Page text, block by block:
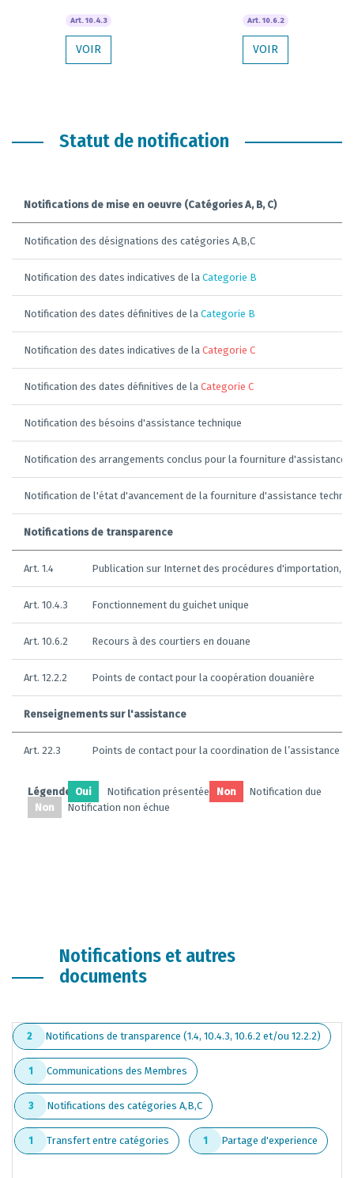
Art. 10.4.3
VOIR
Art. 10.6.2
VOIR
Statut de notification
Notifications de mise en oeuvre (Catégories A, B, C)
Notification des désignations des catégories A,B,C
Notification des dates indicatives de la Categorie B
Notification des dates définitives de la Categorie B
Notification des dates indicatives de la Categorie C
Notification des dates définitives de la Categorie C
Notification des bésoins d'assistance technique
Notification des arrangements conclus pour la fourniture d'assistance
Notification de l'état d'avancement de la fourniture d'assistance
Notifications de transparence
Art. 1.4 Publication sur Internet des procédures d'importation,
Art. 10.4.3 Fonctionnement du guichet unique
Art. 10.6.2 Recours à des courtiers en douane
Art. 12.2.2 Points de contact pour la coopération douanière
Renseignements sur l'assistance
Art. 22.3 Points de contact pour la coordination de l’assistance
Légendes:Oui Notification présentée Non
Notification due
Non
Notification non échue
Notifications et autres
documents
2 Notifications de transparence (1.4, 10.4.3, 10.6.2 et/ou 12.2.2)
1 Communications des Membres
3 Notifications des catégories A,B,C
1 Transfert entre catégories 1 Partage d'experience